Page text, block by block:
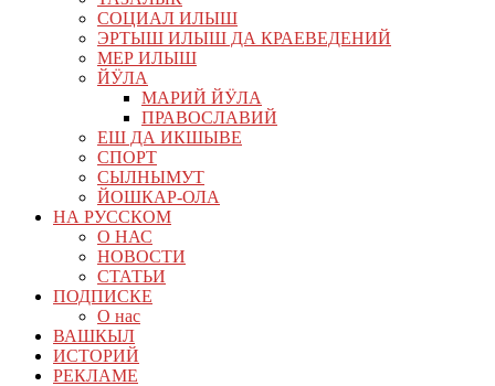
СОЦИАЛ ИЛЫШ
ЭРТЫШ ИЛЫШ ДА КРАЕВЕДЕНИЙ
МЕР ИЛЫШ
ЙӰЛА
МАРИЙ ЙӰЛА
ПРАВОСЛАВИЙ
ЕШ ДА ИКШЫВЕ
СПОРТ
СЫЛНЫМУТ
ЙОШКАР-ОЛА
НА РУССКОМ
О НАС
НОВОСТИ
СТАТЬИ
ПОДПИСКЕ
О нас
ВАШКЫЛ
ИСТОРИЙ
РЕКЛАМЕ